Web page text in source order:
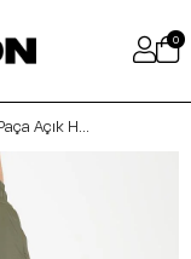
0
Maraton Regular Erkek Lastik Paça Açık Haki- Eşofman Altı